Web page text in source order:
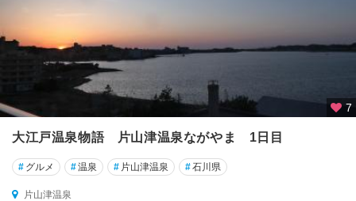
7
大江戸温泉物語 片山津温泉ながやま 1日目
# グルメ #温泉 # 片山津温泉 #石川県
片山津温泉